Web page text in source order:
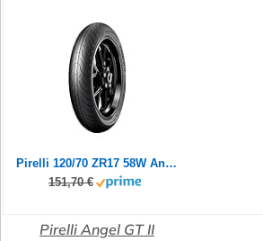
Pirelli 120/70 ZR17 58W Angel GT II (A)
151,70 €
Pirelli Angel GT II